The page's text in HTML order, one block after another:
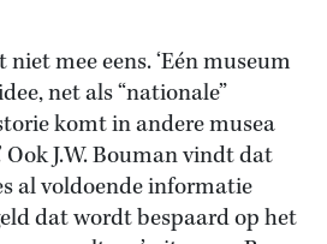
mee eens. ‘Eén museum
net als “nationale”
komt in andere musea
Ook J.W. Bouman vindt dat
al voldoende informatie
dat wordt bespaard op het